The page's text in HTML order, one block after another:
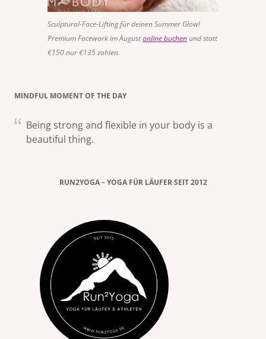
Sculptural-Face-Lifting für deinen Summer Glow!
Premium Facework im Augustonline buchenund statt
€150 nur €135 zahlen.
MINDFUL MOMENT OF THE DAY
Being strong and flexible in your body is a
beautiful thing.
RUN2YOGA – YOGA FÜR LÄUFER SEIT 2012